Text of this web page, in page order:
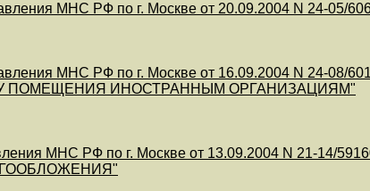
МНС РФ по г. Москве от 20.09.2004 N 24-
МНС РФ по г. Москве от 16.09.2004 N 24-
ПОМЕЩЕНИЯ ИНОСТРАННЫМ ОРГАНИЗАЦИЯМ"
МНС РФ по г. Москве от 13.09.2004 N 21-